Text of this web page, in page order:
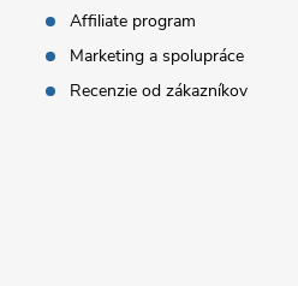
Affiliate program
Marketing a spolupráce
Recenzie od zákazníkov